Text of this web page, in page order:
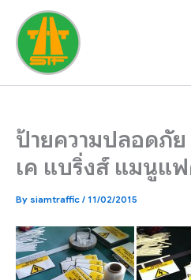
content
ป้ายความปลอดภั
เค แบริ่งส์ แมนูแฟ
By siamtraffic / 11/02/2015